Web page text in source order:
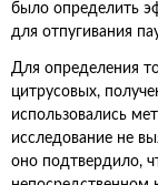
было определить
для отпугивания
Для определения
цитрусовых,
использовались
исследование не
оно подтвердило,